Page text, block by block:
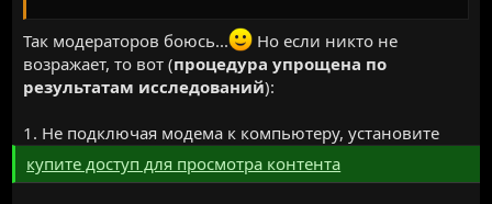
Так модераторов боюсь...
Но если никто не
возражает, то вот (процедура упрощена по
результатам исследований):
1. Не подключая модема к компьютеру, установите
купите доступ для просмотра контента